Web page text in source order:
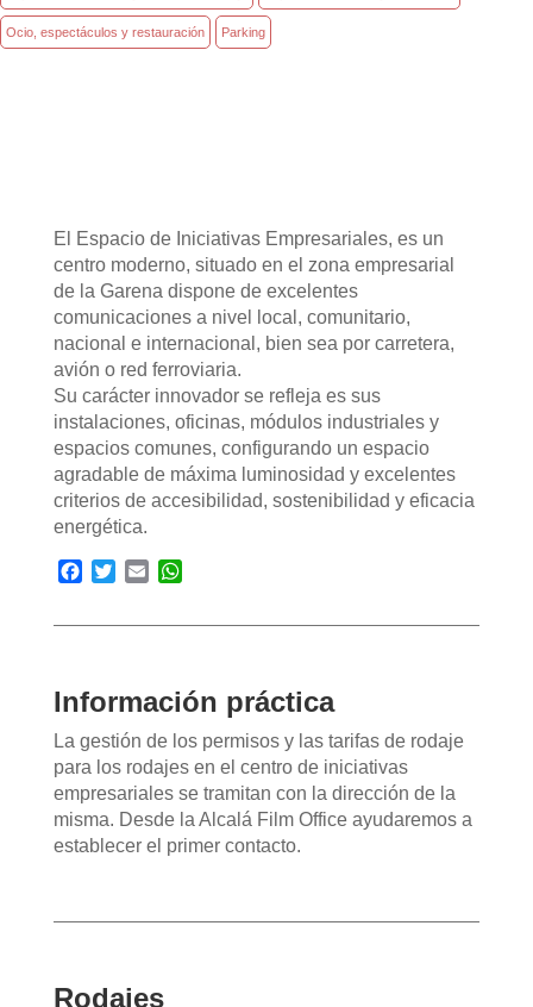
Ocio, espectáculos y restauración Parking
El Espacio de Iniciativas Empresariales, es un
centro moderno, situado en el zona empresarial
de la Garena dispone de excelentes
comunicaciones a nivel local, comunitario,
nacional e internacional, bien sea por carretera,
avión o red ferroviaria.
Su carácter innovador se refleja es sus
instalaciones, oficinas, módulos industriales y
espacios comunes, configurando un espacio
agradable de máxima luminosidad y excelentes
criterios de accesibilidad, sostenibilidad y eficacia
energética.
Facebook
TwitterEmail
Información práctica
La gestión de los permisos y las tarifas de rodaje
para los rodajes en el centro de iniciativas
empresariales se tramitan con la dirección de la
misma. Desde la Alcalá Film Office ayudaremos a
establecer el primer contacto.
Rodajes